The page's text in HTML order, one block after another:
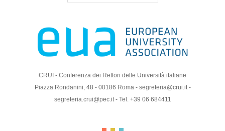
c
CRUI - Conferenza dei Rettori delle Università italiane
Piazza Rondanini, 48 - 00186 Roma - segreteria@crui.it -
segreteria.crui@pec.it - Tel. +39 06 684411